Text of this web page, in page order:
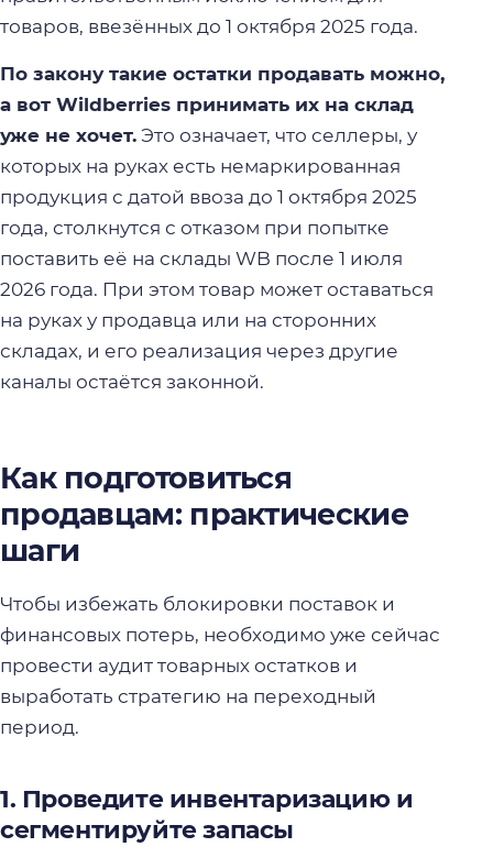
товаров, ввезённых до 1 октября 2025 года.
По закону такие остатки продавать можно,
а вот Wildberries принимать их на склад
уже не хочет. Это означает, что селлеры, у
которых на руках есть немаркированная
продукция с датой ввоза до 1 октября 2025
года, столкнутся с отказом при попытке
поставить её на склады WB после 1 июля
2026 года. При этом товар может оставаться
на руках у продавца или на сторонних
складах, и его реализация через другие
каналы остаётся законной.
Как подготовиться
продавцам: практические
шаги
Чтобы избежать блокировки поставок и
финансовых потерь, необходимо уже сейчас
провести аудит товарных остатков и
выработать стратегию на переходный
период.
1. Проведите инвентаризацию и
сегментируйте запасы